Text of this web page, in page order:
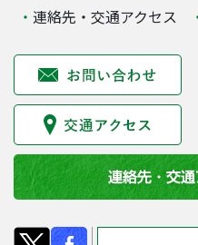
連絡先・交通アクセス